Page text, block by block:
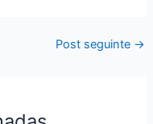
Post seguinte →